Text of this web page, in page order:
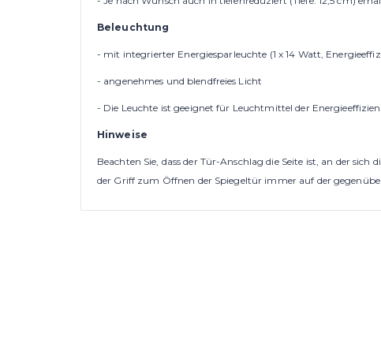
Beleuchtung
- mit integrierter Energiesparleuchte (1 x 14 Watt,
- angenehmes und blendfreies Licht
- Die Leuchte ist geeignet für Leuchtmittel der
Hinweise
Beachten Sie, dass der Tür-Anschlag die Seite ist, an der
der Griff zum Öffnen der Spiegeltür immer auf der